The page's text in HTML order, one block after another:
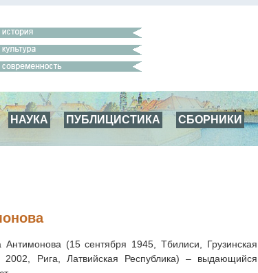
НАУКА ПУБЛИЦИСТИКА СБОРНИКИ
Антимонова (15 сентября 1945, Тбилиси, Грузинская
Рига, Латвийская Республика) – выдающийся